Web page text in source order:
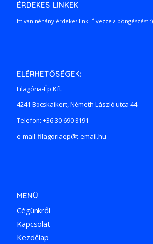
ÉRDEKES LINKEK
Itt van néhány érdekes link. Élvezze a böngészést :)
ELÉRHETŐSÉGEK:
Filagória-Ép Kft.
4241 Bocskaikert, Németh László utca 44.
Telefon: +36 30 690 8191
e-mail: filagoriaep@t-email.hu
MENÜ
Cégünkről
Kapcsolat
Kezdőlap